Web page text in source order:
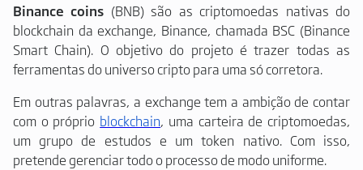
Binance coins (BNB) são as criptomoedas nativas do
blockchain da exchange, Binance, chamada BSC (Binance
Smart Chain). O objetivo do projeto é trazer todas as
ferramentas do universo cripto para uma só corretora.
Em outras palavras, a exchange tem a ambição de contar
com o próprio blockchain, uma carteira de criptomoedas,
um grupo de estudos e um token nativo. Com isso,
pretende gerenciar todo o processo de modo uniforme.